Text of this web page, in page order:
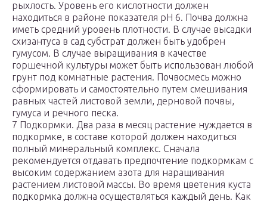
рыхлость. Уровень его кислотности должен
находиться в районе показателя рН 6. Почва должна
иметь средний уровень плотности. В случае высадки
схизантуса в сад субстрат должен быть удобрен
гумусом. В случае выращивания в качестве
горшечной культуры может быть использован любой
грунт под комнатные растения. Почвосмесь можно
сформировать и самостоятельно путем смешивания
равных частей листовой земли, дерновой почвы,
гумуса и речного песка.
7 Подкормки. Два раза в месяц растение нуждается в
подкормке, в составе которой должен находиться
полный минеральный комплекс. Сначала
рекомендуется отдавать предпочтение подкормкам с
высоким содержанием азота для наращивания
растением листовой массы. Во время цветения куста
подкормка должна осуществляться каждый день. Как